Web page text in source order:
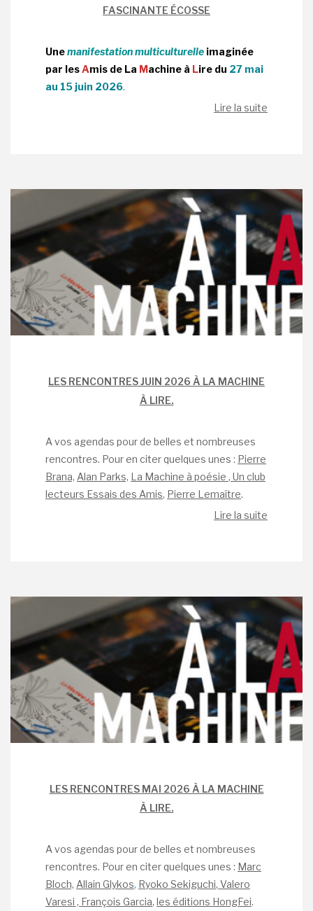
FASCINANTE ÉCOSSE
Unemanifestation multiculturelle imaginée
par lesAmis de La Machine à Lire du 27 mai
au 15 juin 2026.
Lire la suite
LES RENCONTRES JUIN 2026 À LA MACHINE
À LIRE.
A vos agendas pour de belles et nombreuses
rencontres. Pour en citer quelques unes : Pierre
Brana, Alan Parks, La Machine à poésie , Un club
lecteurs Essais des Amis, Pierre Lemaître.
Lire la suite
LES RENCONTRES MAI 2026 À LA MACHINE
À LIRE.
A vos agendas pour de belles et nombreuses
rencontres. Pour en citer quelques unes : Marc
Bloch, Allain Glykos, Ryoko Sekiguchi, Valero
Varesi , François Garcia, les éditions HongFei.